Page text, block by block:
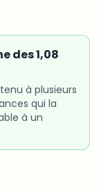
des 1,08
à plusieurs
qui la
à un